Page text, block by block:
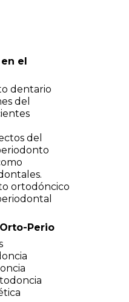
el
dentario
del
del
ortodóncico
Perio